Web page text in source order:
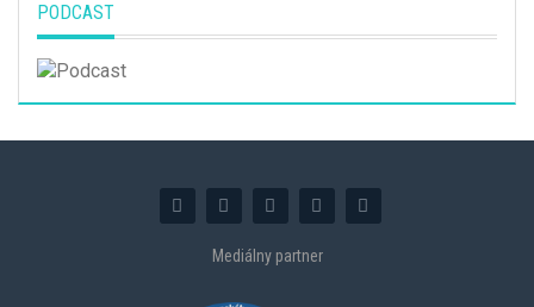
PODCAST
Mediálny partner